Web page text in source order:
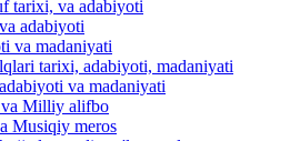
tarixi, va adabiyoti
adabiyoti
va madaniyati
tarixi, adabiyoti, madaniyati
va madaniyati
Milliy alifbo
Musiqiy meros